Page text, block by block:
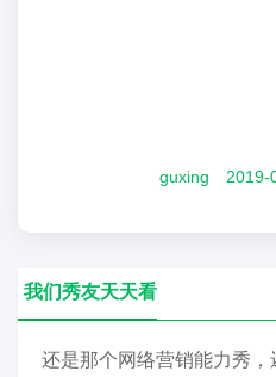
guxing 2019-
我们秀友天天看
还是那个网络营销能力秀，